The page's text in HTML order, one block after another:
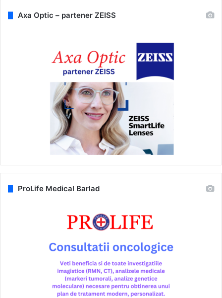
Axa Optic – partener ZEISS
ProLife Medical Barlad